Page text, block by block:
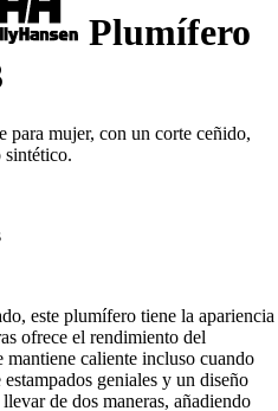
Plumífero
para mujer, con un corte ceñido,
sintético.
este plumífero tiene la apariencia
ofrece el rendimiento del
caliente incluso cuando
geniales y un diseño
de dos maneras, añadiendo